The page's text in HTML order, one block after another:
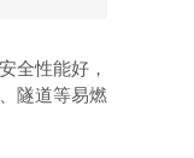
全性能好，
隧道等易燃